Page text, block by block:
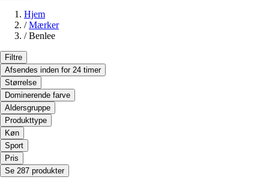
Hjem
/ Mærker
/ Benlee
Filtre
Afsendes inden for 24 timer
Størrelse
Dominerende farve
Aldersgruppe
Produkttype
Køn
Sport
Pris
Se 287 produkter